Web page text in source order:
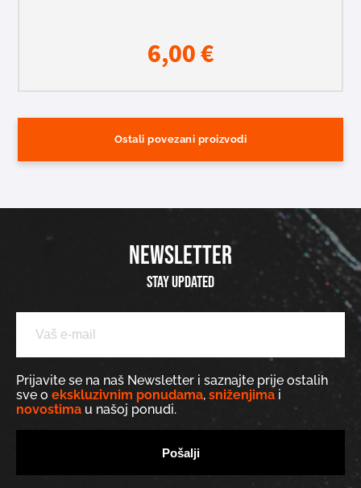
6,00€
Ostali povezani proizvodi
NEWSLETTER
Stay updated
Prijavite se na naš Newsletter i saznajte prije ostalih
sve o ekskluzivnim ponudama, sniženjima i
novostima u našoj ponudi.